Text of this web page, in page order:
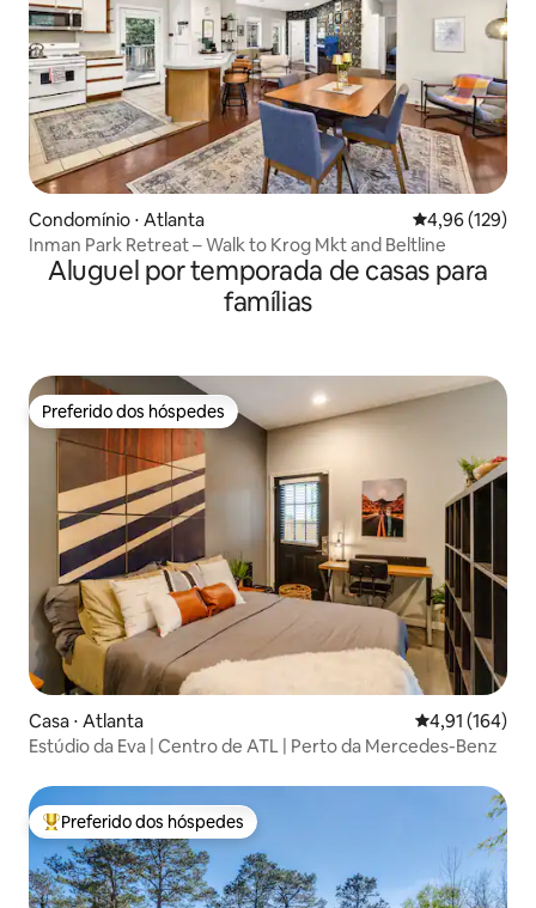
Condomínio ⋅ Atlanta 4,96 de uma
4,96 (129)
Inman Park Retreat – Walk to Krog Mkt and Beltline
Aluguel por temporada de casas para
famílias
Preferido dos hóspedes
Preferido dos hóspedes
Casa ⋅ Atlanta 4,91 de uma
4,91 (164)
Estúdio da Eva | Centro de ATL | Perto da Mercedes-Benz
Entre os melhores preferidos dos hóspedes
Preferido dos hóspedes